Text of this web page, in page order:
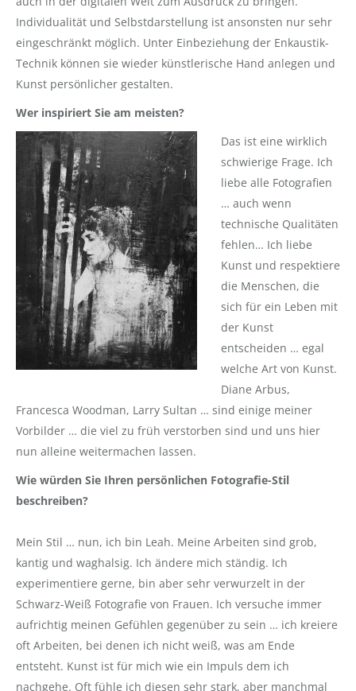
Individualität und Selbstdarstellung ist ansonsten nur sehr
eingeschränkt möglich. Unter Einbeziehung der Enkaustik-
Technik können sie wieder künstlerische Hand anlegen und
Kunst persönlicher gestalten.
Wer inspiriert Sie am meisten?
Das ist eine wirklich
schwierige Frage. Ich
liebe alle Fotografien
… auch wenn
technische Qualitäten
fehlen… Ich liebe
Kunst und respektiere
die Menschen, die
sich für ein Leben mit
der Kunst
entscheiden … egal
welche Art von Kunst.
Diane Arbus,
Francesca Woodman, Larry Sultan … sind einige meiner
Vorbilder … die viel zu früh verstorben sind und uns hier
nun alleine weitermachen lassen.
Wie würden Sie Ihren persönlichen Fotografie-Stil
beschreiben?
Mein Stil … nun, ich bin Leah. Meine Arbeiten sind grob,
kantig und waghalsig. Ich ändere mich ständig. Ich
experimentiere gerne, bin aber sehr verwurzelt in der
Schwarz-Weiß Fotografie von Frauen. Ich versuche immer
aufrichtig meinen Gefühlen gegenüber zu sein … ich kreiere
oft Arbeiten, bei denen ich nicht weiß, was am Ende
entsteht. Kunst ist für mich wie ein Impuls dem ich
nachgehe. Oft fühle ich diesen sehr stark, aber manchmal